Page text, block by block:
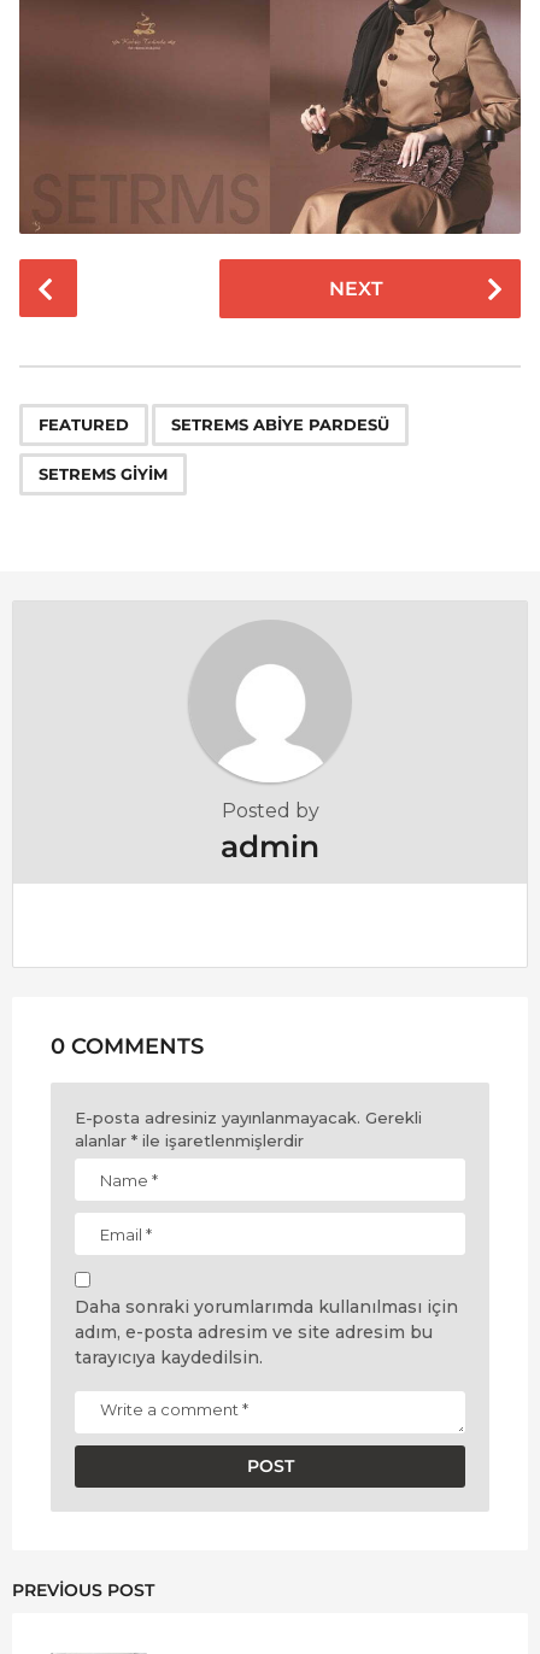
NEXT
FEATURED SETREMS ABIYE PARDESÜ
SETREMS GIYIM
Posted by
admin
0 COMMENTS
E-posta adresiniz yayınlanmayacak. Gerekli
alanlar * ile işaretlenmişlerdir
Daha sonraki yorumlarımda kullanılması için
adım, e-posta adresim ve site adresim bu
tarayıcıya kaydedilsin.
PREVIOUS POST